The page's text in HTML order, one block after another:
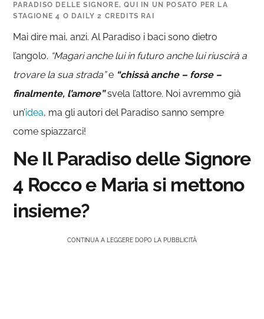
PARADISO DELLE SIGNORE, QUI IN UN POSATO PER LA
STAGIONE 4 O DAILY 2 CREDITS RAI
Mai dire mai, anzi. Al Paradiso i baci sono dietro
l’angolo. “Magari anche lui in futuro anche lui riuscirà a
trovare la sua strada”e “chissà anche – forse –
finalmente, l’amore”svela l’attore. Noi avremmo già
un’idea, ma gli autori del Paradiso sanno sempre
come spiazzarci!
Ne Il Paradiso delle Signore
4 Rocco e Maria si mettono
insieme?
CONTINUA A LEGGERE DOPO LA PUBBLICITÀ